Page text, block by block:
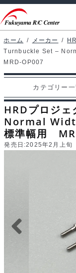
ビ
ゲ
ー
シ
ョ
へ
ス
キ
ッ
ン
テ
ン
ツ
へ
キ
ッ
プ
ホームページ
マイアカウント
カート
支払い
カテゴリー一覧
ホーム / メーカー /
Turnbuckle Set –
MRD-OP007
カテゴリー一
HRDプロジ
Normal
標準幅用
発売日:2025年2月上旬